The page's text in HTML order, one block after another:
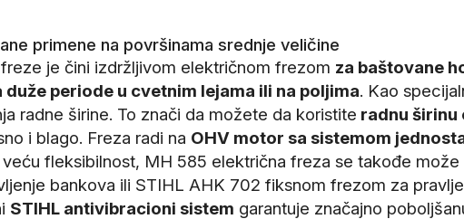
primene na površinama srednje veličine
je čini izdržljivom električnom frezom za baštovane
periode u cvetnim lejama ili na poljima. Kao
radne širine. To znači da možete da koristite radnu širinu
i blago. Freza radi na OHV motor sa sistemom
veću fleksibilnost, MH 585 električna freza se takođe
bankova ili STIHL AHK 702 fiksnom frezom za
STIHL antivibracioni sistem garantuje značajno